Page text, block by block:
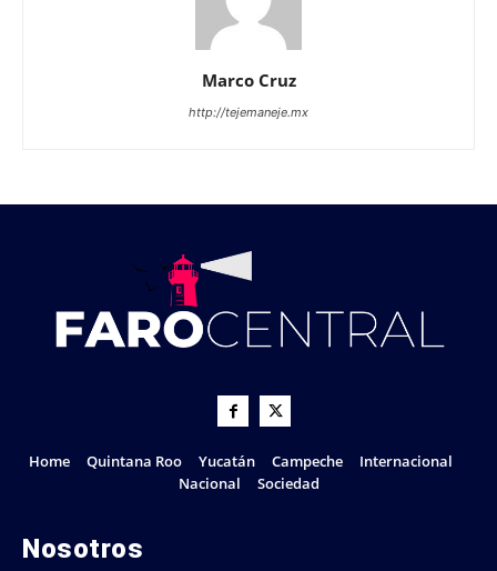
Marco Cruz
http://tejemaneje.mx
Home Quintana Roo Yucatán Campeche
Internacional
Nacional
Sociedad
Nosotros